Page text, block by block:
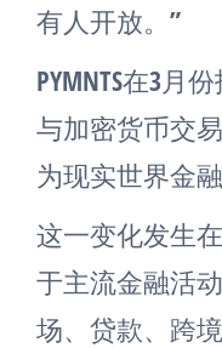
有人开放。”
PYMNTS在3月
与加密货币交
为现实世界金
这一变化发生
于主流金融活
场、贷款、跨